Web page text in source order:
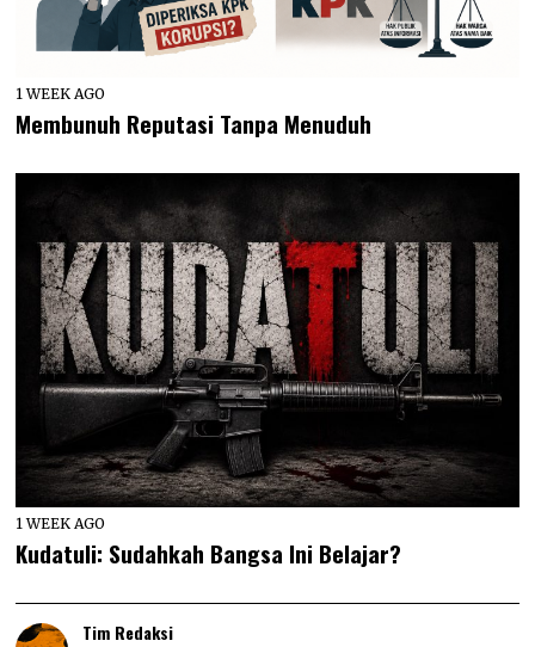
1 WEEK AGO
Membunuh Reputasi Tanpa Menuduh
1 WEEK AGO
Kudatuli: Sudahkah Bangsa Ini Belajar?
Tim Redaksi